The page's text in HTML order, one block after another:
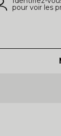
pour voir les